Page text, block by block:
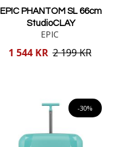
EPIC PHANTOM SL 66cm
StudioCLAY
EPIC
Reducerat
1 544 KR 2 199 KR
-30%